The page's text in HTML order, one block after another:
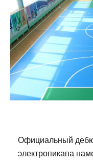
Официальный
электропикапа